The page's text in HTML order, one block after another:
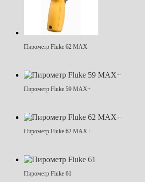
Пирометр Fluke 62 MAX
Пирометр Fluke 59 MAX+
Пирометр Fluke 62 MAX+
Пирометр Fluke 61